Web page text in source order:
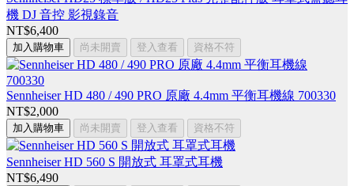
機 DJ 音控 影視錄音
NT$6,400
加入購物車 尚未開賣 登入查看 資格不符
Sennheiser HD 480 / 490 PRO 原廠 4.4mm 平衡耳機線 700330
NT$2,000
加入購物車 尚未開賣 登入查看 資格不符
Sennheiser HD 560 S 開放式 耳罩式耳機
NT$6,490